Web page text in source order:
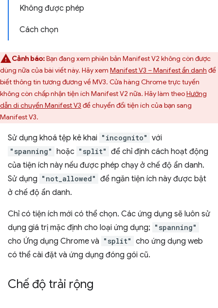
Không được phép
Cách chọn
Cảnh báo:Bạn đang xem phiên bản Manifest V2 không còn được
dùng nữa của bài viết này. Hãy xem Manifest V3 – Manifest ẩn danh để
biết thông tin tương đương về MV3. Cửa hàng Chrome trực tuyến
không còn chấp nhận tiện ích Manifest V2 nữa. Hãy làm theoHướng
dẫn di chuyển Manifest V3 để chuyển đổi tiện ích của bạn sang
Manifest V3.
Sử dụng khoá tệp kê khai "incognito" với
"spanning" hoặc "split" để chỉ định cách hoạt động
của tiện ích này nếu được phép chạy ở chế độ ẩn danh.
Sử dụng "not_allowed" để ngăn tiện ích này được bật
ở chế độ ẩn danh.
Chỉ có tiện ích mới có thể chọn. Các ứng dụng sẽ luôn sử
dụng giá trị mặc định cho loại ứng dụng; "spanning"
cho Ứng dụng Chrome và "split" cho ứng dụng web
có thể cài đặt và ứng dụng đóng gói cũ.
Chế độ trải rộng